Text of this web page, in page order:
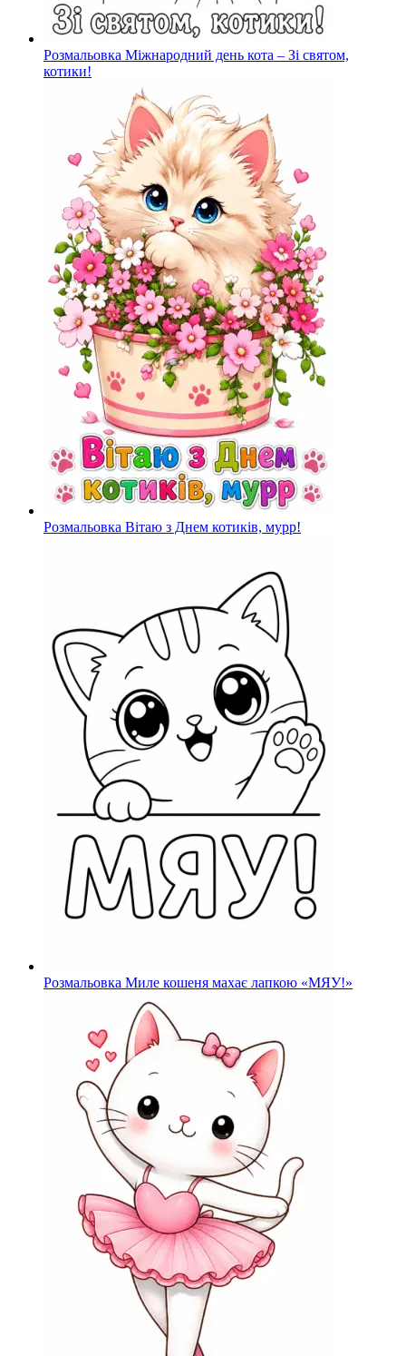
Розмальовка Міжнародний день кота – Зі святом,
котики!
Розмальовка Вітаю з Днем котиків, мурр!
Розмальовка Миле кошеня махає лапкою «МЯУ!»